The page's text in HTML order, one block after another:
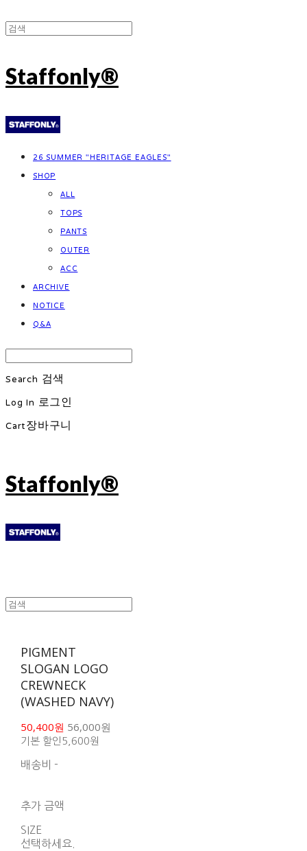
Staffonly®
26 SUMMER "HERITAGE EAGLES"
SHOP
ALL
TOPS
PANTS
OUTER
ACC
ARCHIVE
NOTICE
Q&A
Search 검색
Log In 로그인
Cart장바구니
Staffonly®
PIGMENT
SLOGAN LOGO
CREWNECK
(WASHED NAVY)
50,400원 56,000원
기본 할인 5,600원
배송비 -
추가 금액
SIZE
선택하세요.